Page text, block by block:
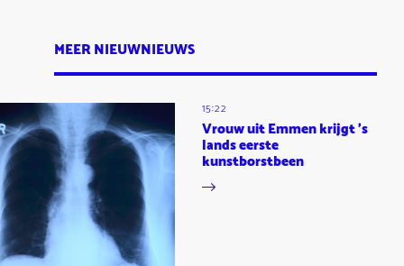
MEER NIEUWNIEUWS
15:22
Vrouw uit Emmen krijgt 's
lands eerste
kunstborstbeen